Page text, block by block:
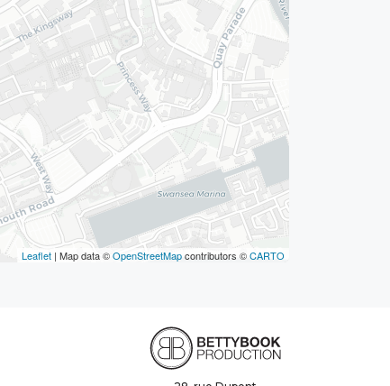
Leaflet| Map data ©OpenStreetMapcontributors ©CARTO